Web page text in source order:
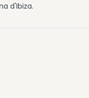
d'Ibiza.